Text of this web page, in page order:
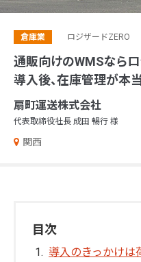
倉庫業 ロジザードZERO
通販向けのWMSならロ
導入後、在庫管理が本
扇町運送株式会社
代表取締役社長 成田 暢行 様
関西
目次
導入のきっかけは